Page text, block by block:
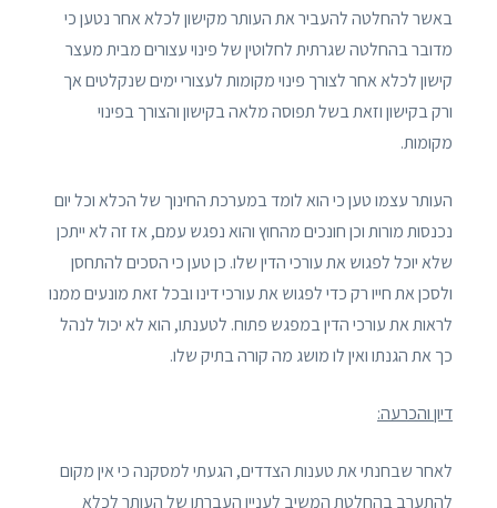
באשר להחלטה להעביר את העותר מקישון לכלא אחר נטען כי
מדובר בהחלטה שגרתית לחלוטין של פינוי עצורים מבית מעצר
קישון לכלא אחר לצורך פינוי מקומות לעצורי ימים שנקלטים אך
ורק בקישון וזאת בשל תפוסה מלאה בקישון והצורך בפינוי
מקומות.
העותר עצמו טען כי הוא לומד במערכת החינוך של הכלא וכל יום
נכנסות מורות וכן חונכים מהחוץ והוא נפגש עמם, אז זה לא ייתכן
שלא יוכל לפגוש את עורכי הדין שלו. כן טען כי הסכים להתחסן
ולסכן את חייו רק כדי לפגוש את עורכי דינו ובכל זאת מונעים ממנו
לראות את עורכי הדין במפגש פתוח. לטענתו, הוא לא יכול לנהל
כך את הגנתו ואין לו מושג מה קורה בתיק שלו.
דיון והכרעה:
לאחר שבחנתי את טענות הצדדים, הגעתי למסקנה כי אין מקום
להתערב בהחלטת המשיב לעניין העברתו של העותר לכלא